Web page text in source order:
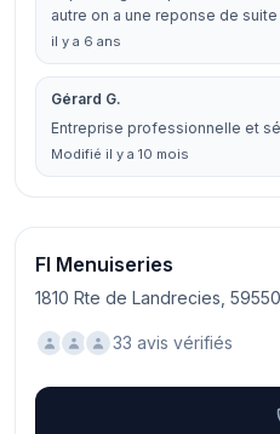
autre on a une reponse de
il y a 6 ans
Gérard G.
Entreprise professionnelle et
Modifié il y a 10 mois
Fl Menuiseries
1810 Rte de Landrecies,
33 avis vérifiés